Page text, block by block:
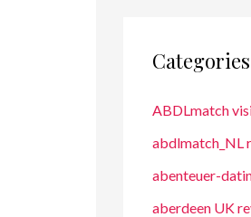
Categories
ABDLmatch
abdlmatch_NL
abenteuer-
aberdeen UK